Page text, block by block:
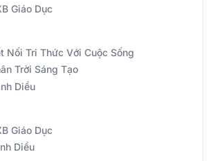
Giáo Dục
Nối Tri Thức Với Cuộc Sống
Trời Sáng Tạo
Diều
Giáo Dục
Diều